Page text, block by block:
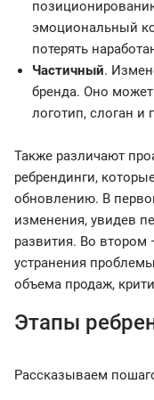
эмоциональный
потерять
Частичный.
бренда. Оно может
логотип, слоган и
Также различают
ребрендинги,
обновлению. В
изменения, увидев
развития. Во втором
устранения
объема продаж,
Этапы
Рассказываем